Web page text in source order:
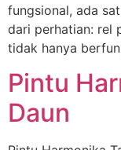
fungsional, ada
dari perhatian: rel
tidak hanya
Pintu
Daun